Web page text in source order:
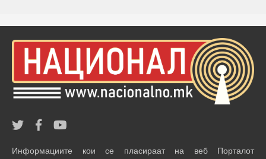
Информациите кои се пласираат на веб Порталот